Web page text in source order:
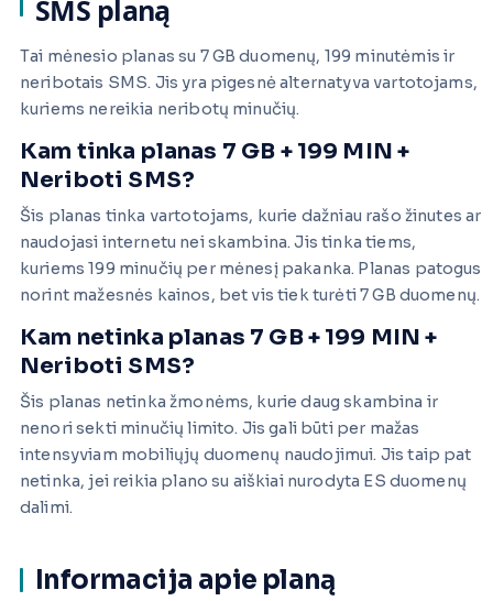
SMS planą
Tai mėnesio planas su 7 GB duomenų, 199 minutėmis ir
neribotais SMS. Jis yra pigesnė alternatyva vartotojams,
kuriems nereikia neribotų minučių.
Kam tinka planas 7 GB + 199 MIN +
Neriboti SMS?
Šis planas tinka vartotojams, kurie dažniau rašo žinutes ar
naudojasi internetu nei skambina. Jis tinka tiems,
kuriems 199 minučių per mėnesį pakanka. Planas patogus
norint mažesnės kainos, bet vis tiek turėti 7 GB duomenų.
Kam netinka planas 7 GB + 199 MIN +
Neriboti SMS?
Šis planas netinka žmonėms, kurie daug skambina ir
nenori sekti minučių limito. Jis gali būti per mažas
intensyviam mobiliųjų duomenų naudojimui. Jis taip pat
netinka, jei reikia plano su aiškiai nurodyta ES duomenų
dalimi.
Informacija apie planą